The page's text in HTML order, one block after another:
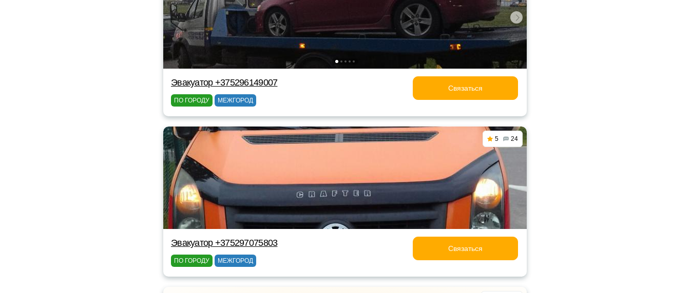
Эвакуатор +375296149007
ПО ГОРОДУ МЕЖГОРОД
Связаться
5 24
Эвакуатор +375297075803
ПО ГОРОДУ МЕЖГОРОД
Связаться